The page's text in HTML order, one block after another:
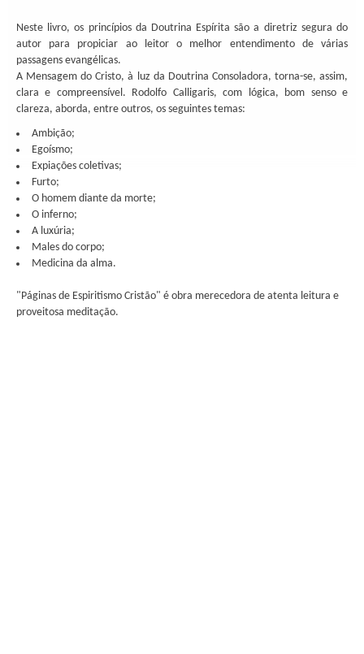
Neste livro, os princípios da Doutrina Espírita são a diretriz segura do
autor para propiciar ao leitor o melhor entendimento de várias
passagens evangélicas.
A Mensagem do Cristo, à luz da Doutrina Consoladora, torna-se, assim,
clara e compreensível. Rodolfo Calligaris, com lógica, bom senso e
clareza, aborda, entre outros, os seguintes temas:
Ambição;
Egoísmo;
Expiações coletivas;
Furto;
O homem diante da morte;
O inferno;
A luxúria;
Males do corpo;
Medicina da alma.
"Páginas de Espiritismo Cristão" é obra merecedora de atenta leitura e
proveitosa meditação.